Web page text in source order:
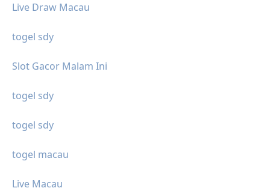
Live Draw Macau
togel sdy
Slot Gacor Malam Ini
togel sdy
togel sdy
togel macau
Live Macau